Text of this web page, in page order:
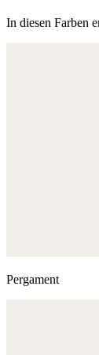
In diesen Farben
Pergament